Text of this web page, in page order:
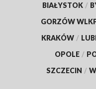
BIAŁYSTOK /
GORZÓW
KRAKÓW /
OPOLE /
SZCZECIN /